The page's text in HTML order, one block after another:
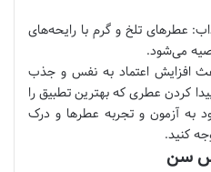
تلخ و گرم با رایحه‌های
می‌شود.
افزایش اعتماد به نفس و جذب
کردن عطری که بهترین تطبیق را
به آزمون و تجربه عطرها و درک
کنید.
سن